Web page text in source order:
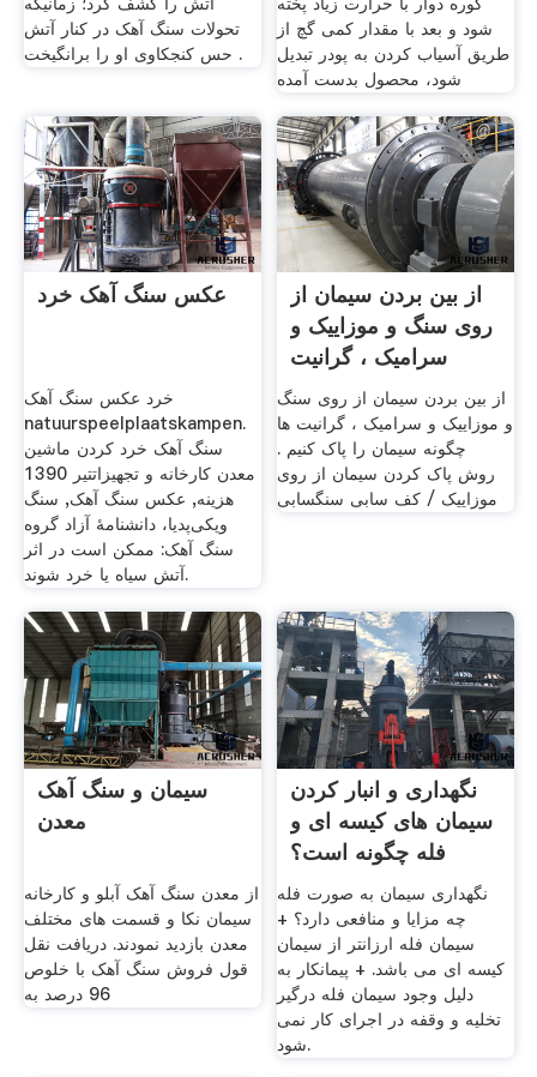
تحولات سنگ آهک در کنار آتش
حس کنجکاوی او را برانگیخت .
شود و بعد با مقدار کمی گچ از
طریق آسیاب کردن به پودر تبدیل
شود، محصول بدست آمده
عکس سنگ آهک خرد
خرد عکس سنگ آهک
natuurspeelplaatskampen.
سنگ آهک خرد کردن ماشین
معدن کارخانه و تجهیزاتتیر 1390
هزینه, عکس سنگ آهک, سنگ
ویکی‌پدیا، دانشنامهٔ آزاد گروه
سنگ آهک: ممکن است در اثر
آتش سیاه یا خرد شوند.
از بین بردن سیمان از
روی سنگ و موزاییک و
سرامیک ، گرانیت
از بین بردن سیمان از روی سنگ
و موزاییک و سرامیک ، گرانیت ها
‌ چگونه سیمان را پاک کنیم .
روش پاک کردن سیمان از روی
موزاییک / کف سابی سنگسابی
سیمان و سنگ آهک
معدن
از معدن سنگ آهک آبلو و کارخانه
سیمان نکا و قسمت های مختلف
معدن بازدید نمودند. دریافت نقل
قول فروش سنگ آهک با خلوص
96 درصد به
نگهداری و انبار کردن
سیمان های کیسه ای و
فله چگونه است؟
نگهداری سیمان به صورت فله
چه مزایا و منافعی دارد؟ +
سیمان فله ارزانتر از سیمان
کیسه ای می باشد. + پیمانکار به
دلیل وجود سیمان فله درگیر
تخلیه و وقفه در اجرای کار نمی
شود.